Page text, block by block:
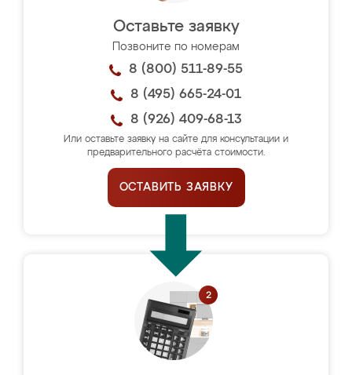
Оставьте заявку
Позвоните по номерам
8 (800) 511-89-55
8 (495) 665-24-01
8 (926) 409-68-13
Или оставьте заявку на сайте для консультации и
предварительного расчёта стоимости.
ОСТАВИТЬ ЗАЯВКУ